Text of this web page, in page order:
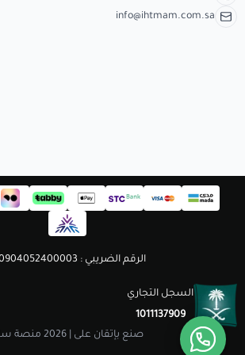
info@ihtmam.com.sa
صنع بإتقان على | 2026 منصة
السجل التجاري
1011137909
الرقم الضريبي : 310904052400003